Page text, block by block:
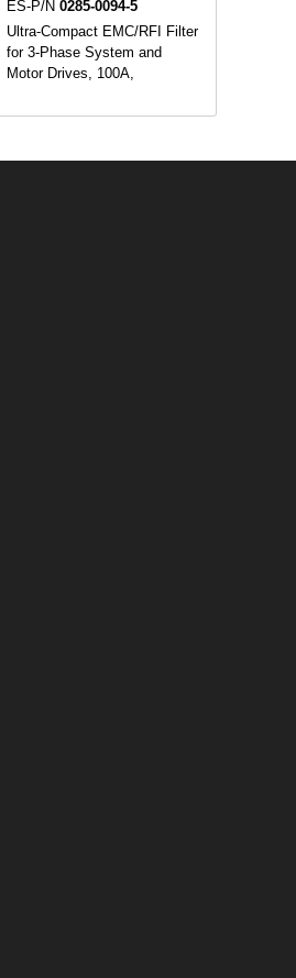
ES-P/N 0285-0094-5
Ultra-Compact EMC/RFI Filter
for 3-Phase System and
Motor Drives, 100A,